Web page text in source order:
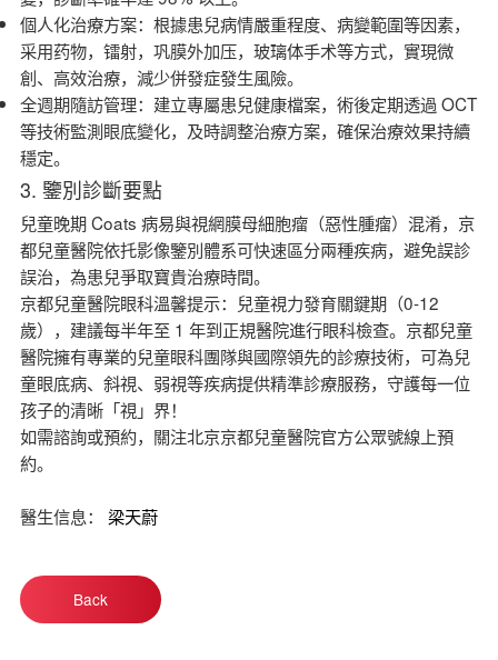
個人化治療方案：根據患兒病情嚴重程度、病變範圍等因素，
采用药物，镭射，巩膜外加压，玻璃体手术等方式，實現微
創、高效治療，減少併發症發生風險。
全週期隨訪管理：建立專屬患兒健康檔案，術後定期透過 OCT
等技術監測眼底變化，及時調整治療方案，確保治療效果持續
穩定。
3. 鑒別診斷要點
兒童晚期 Coats 病易與視網膜母細胞瘤（惡性腫瘤）混淆，京
都兒童醫院依托影像鑒別體系可快速區分兩種疾病，避免誤診
誤治，為患兒爭取寶貴治療時間。
京都兒童醫院眼科溫馨提示：兒童視力發育關鍵期（0-12
歲），建議每半年至 1 年到正規醫院進行眼科檢查。京都兒童
醫院擁有專業的兒童眼科團隊與國際領先的診療技術，可為兒
童眼底病、斜視、弱視等疾病提供精準診療服務，守護每一位
孩子的清晰「視」界！
如需諮詢或預約，關注北京京都兒童醫院官方公眾號線上預
約。
醫生信息： 梁天蔚
Back